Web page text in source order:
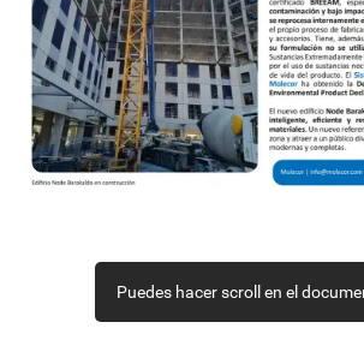
Puedes hacer scroll en el